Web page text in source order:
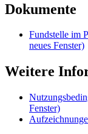
Dokumente
Fundstelle im
neues Fenster)
Weitere
Fenster)